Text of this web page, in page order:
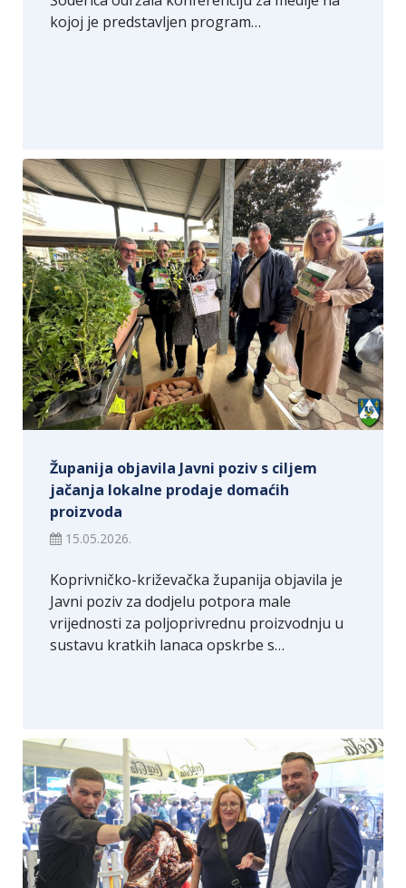
kojoj je predstavljen program…
Županija objavila Javni poziv s ciljem
jačanja lokalne prodaje domaćih
proizvoda
15.05.2026.
Koprivničko-križevačka županija objavila je
Javni poziv za dodjelu potpora male
vrijednosti za poljoprivrednu proizvodnju u
sustavu kratkih lanaca opskrbe s…